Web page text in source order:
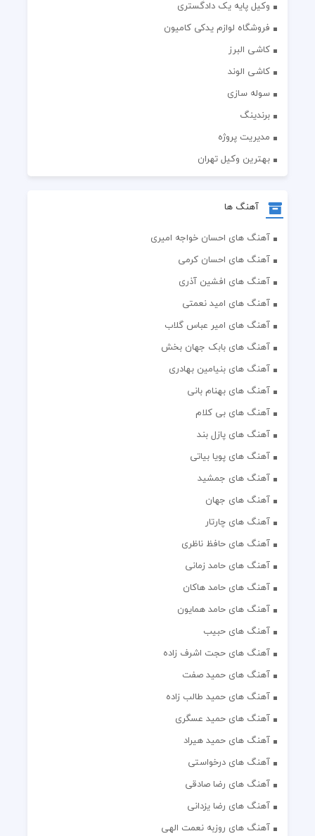
وکیل پایه یک دادگستری
فروشگاه لوازم یدکی کامیون
کاشی البرز
کاشی الوند
سوله سازی
برندینگ
مدیریت پروژه
بهترین وکیل تهران
آهنگ ها
آهنگ های احسان خواجه امیری
آهنگ های احسان کرمی
آهنگ های افشین آذری
آهنگ های امید نعمتی
آهنگ های امیر عباس گلاب
آهنگ های بابک جهان بخش
آهنگ های بنیامین بهادری
آهنگ های بهنام بانی
آهنگ های بی کلام
آهنگ های پازل بند
آهنگ های پویا بیاتی
آهنگ های جمشید
آهنگ های جهان
آهنگ های چارتار
آهنگ های حافظ ناظری
آهنگ های حامد زمانی
آهنگ های حامد هاکان
آهنگ های حامد همایون
آهنگ های حبیب
آهنگ های حجت اشرف زاده
آهنگ های حمید صفت
آهنگ های حمید طالب زاده
آهنگ های حمید عسگری
آهنگ های حمید هیراد
آهنگ های درخواستی
آهنگ های رضا صادقی
آهنگ های رضا یزدانی
آهنگ های روزبه نعمت الهی